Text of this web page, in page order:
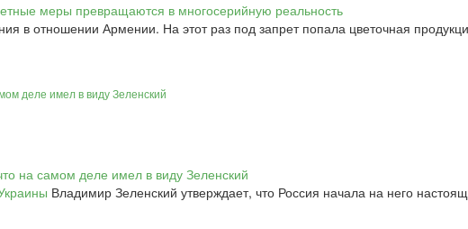
в отношении Армении. На этот раз под запрет попала цветочная
деле имел в виду Зеленский
Владимир Зеленский утверждает, что Россия начала на него